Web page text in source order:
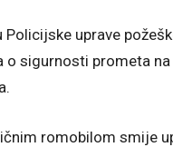
uprave
sigurnosti prometa
romobilom smije